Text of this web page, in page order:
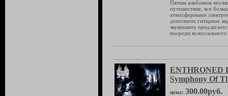
Пятым альбомом
путешествие, все
атмосферными
дополнить гитарное
звуконавту
посреди
ENTHRONED
Symphony Of
цена: 300.00руб.